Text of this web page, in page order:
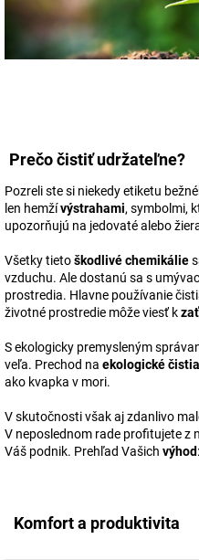
Prečo čistiť udržateľne?
Pozreli ste si niekedy etiketu
len hemžívýstrahami, symbolmi,
upozorňujú na jedovaté alebo
Všetky tietoškodlivé chemikálie
vzduchu. Ale dostanú sa s
prostredia. Hlavne používanie
životné prostredie môže viesť k
S ekologicky premysleným
veľa. Prechod na ekologické
ako kvapka v mori.
V skutočnosti však aj zdanlivo
V neposlednom rade profitujete z
Váš podnik. Prehľad Vašich výhod:
Komfort a produktivita